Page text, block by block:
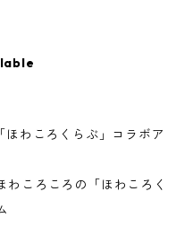
わころくらぶ」コラボア
ころころの「ほわころく